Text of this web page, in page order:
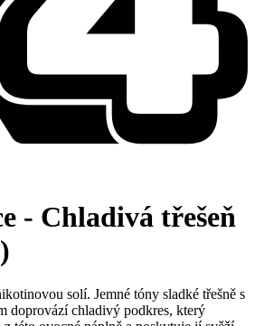
- Chladivá třešeň
solí. Jemné tóny sladké třešně s
doprovází chladivý podkres, který